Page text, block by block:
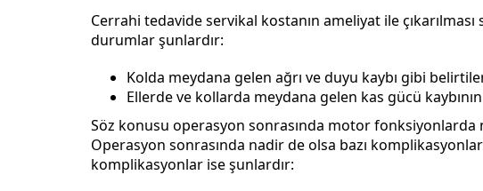
Cerrahi tedavide servikal kostanın ameliyat ile
durumlar şunlardır:
Kolda meydana gelen ağrı ve duyu kaybı gibi
Ellerde ve kollarda meydana gelen kas gücü
Söz konusu operasyon sonrasında motor
Operasyon sonrasında nadir de olsa bazı
komplikasyonlar ise şunlardır: